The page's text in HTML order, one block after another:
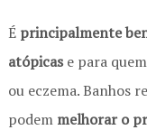
É principalmente
atópicase para
ou eczema. Banhos
podem melhorar o